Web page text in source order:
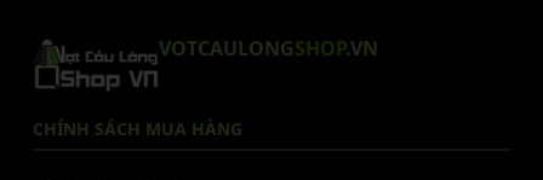
VOTCAULONGSHOP.VN
CHÍNH SÁCH MUA HÀNG